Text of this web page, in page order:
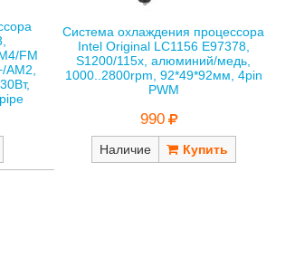
FM
AM2,
Система охлаждения процессора
Intel Original LC1156 E97378,
S1200/115x, алюминий/медь,
1000..2800rpm, 92*49*92мм, 4pin
PWM
990
Наличие